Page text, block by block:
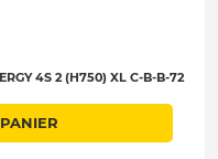
4S 2 (H750) XL C-B-B-72